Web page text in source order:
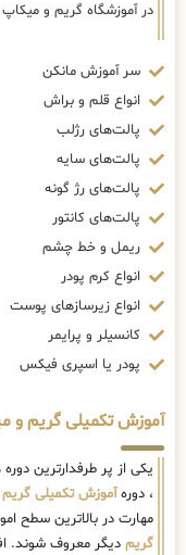
در آموزشگاه گریم و
سر آموزش مانکن
انواع قلم و براش
پالت‌های رژلب
پالت‌های سایه
پالت‌های رژ گونه
پالت‌های کانتور
ریمل و خط چشم
انواع کرم پودر
انواع زیرسازهای پوست
کانسیلر و پرایمر
پودر یا اسپری فیکس
آموزش تکمیلی گریم و
یکی از پر طرفدارترین
، دورهآموزش تکمیلی
مهارت در بالاترین سطح
گریم دیگر معروف شوند.